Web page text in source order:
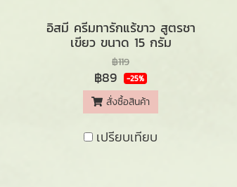
อิสมี ครีมทารักแร้ขาว สูตรชา
เขียว ขนาด 15 กรัม
฿119
฿89 -25%
สั่งซื้อสินค้า
เปรียบเทียบ